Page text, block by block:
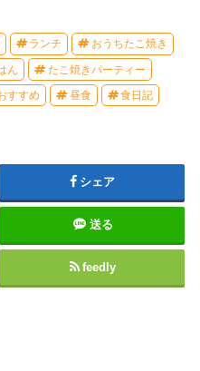
ランチ おうちたこ焼き
ん たこ焼きパーティー
すすめ 昼食 食日記
シェア
送る
feedly